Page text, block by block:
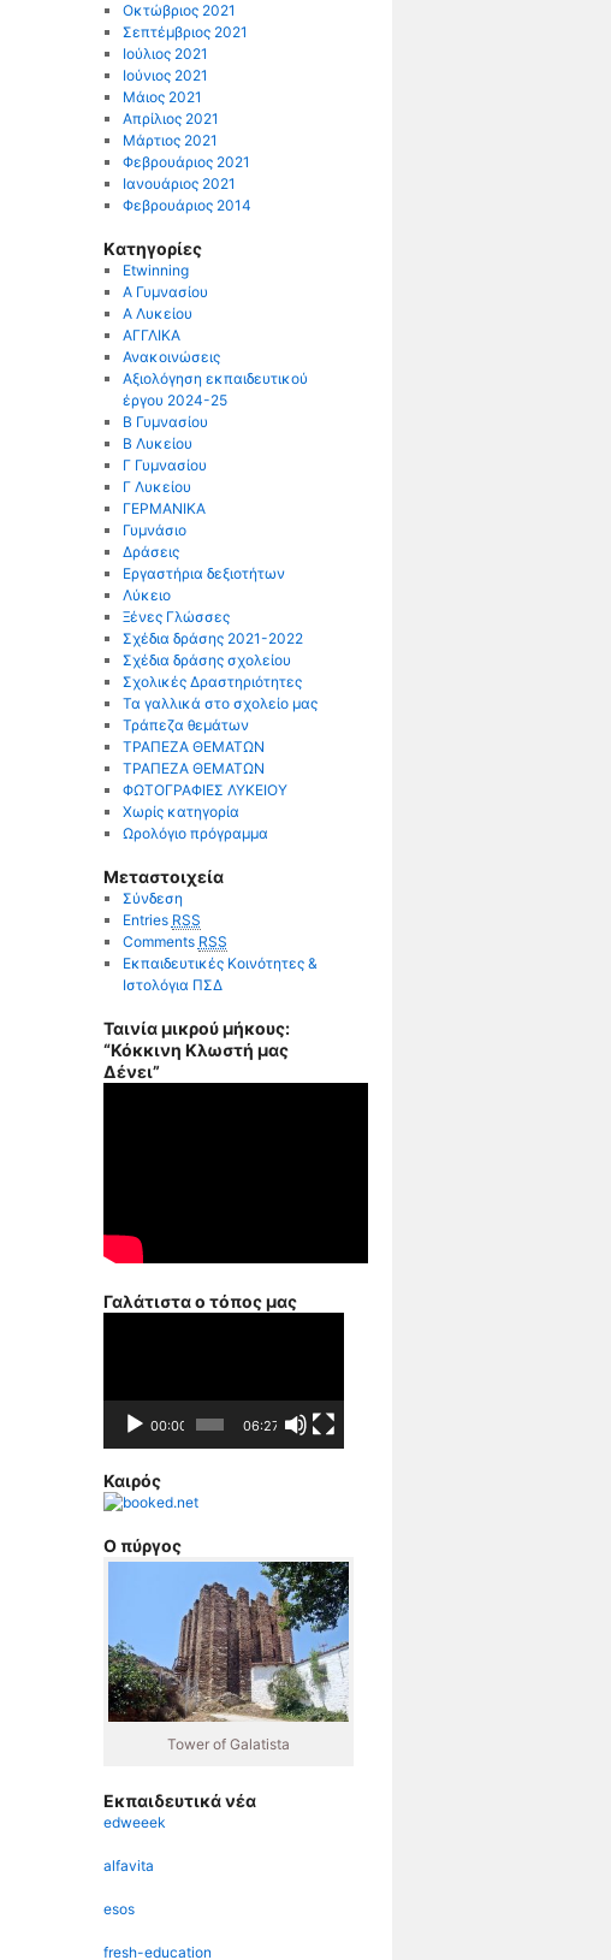
Οκτώβριος 2021
Σεπτέμβριος 2021
Ιούλιος 2021
Ιούνιος 2021
Μάιος 2021
Απρίλιος 2021
Μάρτιος 2021
Φεβρουάριος 2021
Ιανουάριος 2021
Φεβρουάριος 2014
Kατηγορίες
Etwinning
Α Γυμνασίου
Α Λυκείου
ΑΓΓΛΙΚΑ
Ανακοινώσεις
Αξιολόγηση εκπαιδευτικού
έργου 2024-25
Β Γυμνασίου
Β Λυκείου
Γ Γυμνασίου
Γ Λυκείου
ΓΕΡΜΑΝΙΚΑ
Γυμνάσιο
Δράσεις
Εργαστήρια δεξιοτήτων
Λύκειο
Ξένες Γλώσσες
Σχέδια δράσης 2021-2022
Σχέδια δράσης σχολείου
Σχολικές Δραστηριότητες
Τα γαλλικά στο σχολείο μας
Τράπεζα θεμάτων
ΤΡΑΠΕΖΑ ΘΕΜΑΤΩΝ
ΤΡΑΠΕΖΑ ΘΕΜΑΤΩΝ
ΦΩΤΟΓΡΑΦΙΕΣ ΛΥΚΕΙΟΥ
Χωρίς κατηγορία
Ωρολόγιο πρόγραμμα
Μεταστοιχεία
Σύνδεση
Entries RSS
Comments RSS
Εκπαιδευτικές Κοινότητες &
Ιστολόγια ΠΣΔ
Ταινία μικρού μήκους:
“Κόκκινη Κλωστή μας
Δένει”
Γαλάτιστα ο τόπος μας
00:00 06:27
Καιρός
Ο πύργος
Tower of Galatista
Εκπαιδευτικά νέα
edweeek
alfavita
esos
fresh-education